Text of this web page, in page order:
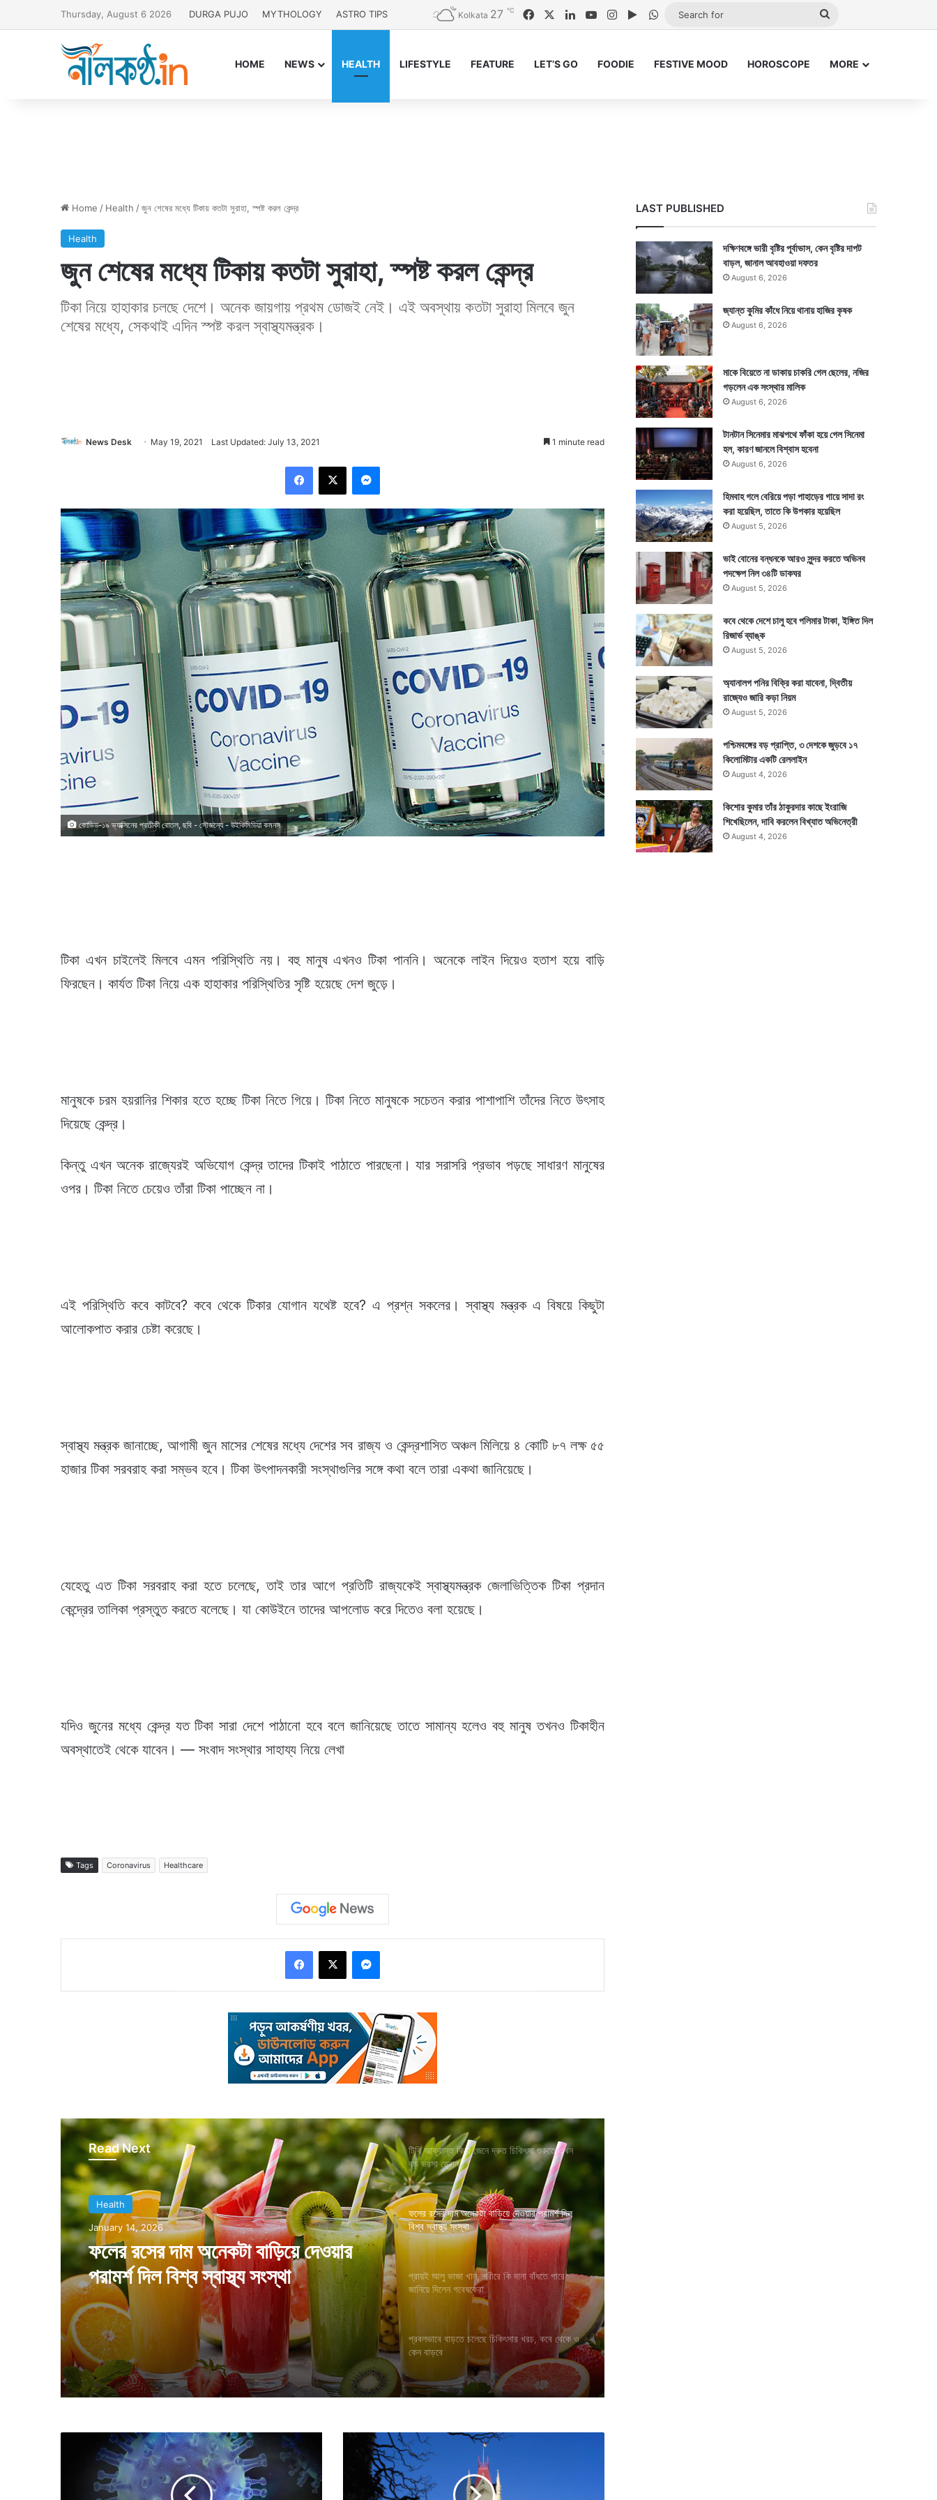
Thursday, August 6 2026 DURGA PUJO MYTHOLOGY ASTRO TIPS Kolkata 27 ℃ FacebookLinkedInYouTubeInstagramGoogle Play
WhatsApp
Search
HOME NEWS HEALTH LIFESTYLE FEATURE LET’S GO FOODIE FESTIVE MOOD HOROSCOPE MORE
Home / Health /জুন শেষের মধ্যে টিকায় কতটা সুরাহা, স্পষ্ট করল কেন্দ্র
Health
জুন শেষের মধ্যে টিকায় কতটা সুরাহা, স্পষ্ট করল কেন্দ্র
টিকা নিয়ে হাহাকার চলছে দেশে। অনেক জায়গায় প্রথম ডোজই নেই। এই অবস্থায় কতটা সুরাহা মিলবে জুন
শেষের মধ্যে, সেকথাই এদিন স্পষ্ট করল স্বাস্থ্যমন্ত্রক।
News Desk May 19, 2021 Last Updated: July 13, 2021 1 minute read
কোভিড-১৯ ভ্যাক্সিনের প্রতীকী বোতল, ছবি - সৌজন্যে - উইকিমিডিয়া কমনস
টিকা এখন চাইলেই মিলবে এমন পরিস্থিতি নয়। বহু মানুষ এখনও টিকা পাননি। অনেকে লাইন দিয়েও হতাশ হয়ে বাড়ি
ফিরছেন। কার্যত টিকা নিয়ে এক হাহাকার পরিস্থিতির সৃষ্টি হয়েছে দেশ জুড়ে।
মানুষকে চরম হয়রানির শিকার হতে হচ্ছে টিকা নিতে গিয়ে। টিকা নিতে মানুষকে সচেতন করার পাশাপাশি তাঁদের নিতে উৎসাহ
দিয়েছে কেন্দ্র।
কিন্তু এখন অনেক রাজ্যেরই অভিযোগ কেন্দ্র তাদের টিকাই পাঠাতে পারছেনা। যার সরাসরি প্রভাব পড়ছে সাধারণ মানুষের
ওপর। টিকা নিতে চেয়েও তাঁরা টিকা পাচ্ছেন না।
এই পরিস্থিতি কবে কাটবে? কবে থেকে টিকার যোগান যথেষ্ট হবে? এ প্রশ্ন সকলের। স্বাস্থ্য মন্ত্রক এ বিষয়ে কিছুটা
আলোকপাত করার চেষ্টা করেছে।
স্বাস্থ্য মন্ত্রক জানাচ্ছে, আগামী জুন মাসের শেষের মধ্যে দেশের সব রাজ্য ও কেন্দ্রশাসিত অঞ্চল মিলিয়ে ৪ কোটি ৮৭ লক্ষ ৫৫
হাজার টিকা সরবরাহ করা সম্ভব হবে। টিকা উৎপাদনকারী সংস্থাগুলির সঙ্গে কথা বলে তারা একথা জানিয়েছে।
যেহেতু এত টিকা সরবরাহ করা হতে চলেছে, তাই তার আগে প্রতিটি রাজ্যকেই স্বাস্থ্যমন্ত্রক জেলাভিত্তিক টিকা প্রদান
কেন্দ্রের তালিকা প্রস্তুত করতে বলেছে। যা কোউইনে তাদের আপলোড করে দিতেও বলা হয়েছে।
যদিও জুনের মধ্যে কেন্দ্র যত টিকা সারা দেশে পাঠানো হবে বলে জানিয়েছে তাতে সামান্য হলেও বহু মানুষ তখনও টিকাহীন
অবস্থাতেই থেকে যাবেন। — সংবাদ সংস্থার সাহায্য নিয়ে লেখা
Tags Coronavirus Healthcare
Read Next
Health
August 7, 2025
প্রায়ই আলু ভাজা খান, শরীরে কি দানা বাঁধতে
পারে জানিয়ে দিলেন গবেষকেরা
টিবি আক্রান্ত কিনা জেনে দ্রুত চিকিৎসা শুরুতে এখন
বড় ভরসা ড্রোন
ফলের রসের দাম অনেকটা বাড়িয়ে দেওয়ার পরামর্শ দিল
বিশ্ব স্বাস্থ্য সংস্থা
প্রায়ই আলু ভাজা খান, শরীরে কি দানা বাঁধতে পারে
জানিয়ে দিলেন গবেষকেরা
প্রবলভাবে বাড়তে চলেছে চিকিৎসার খরচ, কবে থেকে ও
কেন বাড়বে
LAST PUBLISHED
দক্ষিণবঙ্গে ভারী বৃষ্টির পূর্বাভাস, কেন বৃষ্টির দাপট
বাড়ল, জানাল আবহাওয়া দফতর
August 6, 2026
জ্যান্ত কুমির কাঁধে নিয়ে থানায় হাজির কৃষক
August 6, 2026
মাকে বিয়েতে না ডাকায় চাকরি গেল ছেলের, নজির
গড়লেন এক সংস্থার মালিক
August 6, 2026
টানটান সিনেমার মাঝপথে ফাঁকা হয়ে গেল সিনেমা
হল, কারণ জানলে বিশ্বাস হবেনা
August 6, 2026
হিমবাহ গলে বেরিয়ে পড়া পাহাড়ের গায়ে সাদা রং
করা হয়েছিল, তাতে কি উপকার হয়েছিল
August 5, 2026
ভাই বোনের বন্ধনকে আরও সুন্দর করতে অভিনব
পদক্ষেপ নিল ৩৪টি ডাকঘর
August 5, 2026
কবে থেকে দেশে চালু হবে পলিমার টাকা, ইঙ্গিত দিল
রিজার্ভ ব্যাঙ্ক
August 5, 2026
অ্যানালগ পনির বিক্রি করা যাবেনা, দ্বিতীয়
রাজ্যেও জারি কড়া নিয়ম
August 5, 2026
পশ্চিমবঙ্গের বড় প্রাপ্তি, ৩ দেশকে জুড়বে ১৭
কিলোমিটার একটি রেললাইন
August 4, 2026
কিশোর কুমার তাঁর ঠাকুরদার কাছে ইংরাজি
শিখেছিলেন, দাবি করলেন বিখ্যাত অভিনেত্রী
August 4, 2026